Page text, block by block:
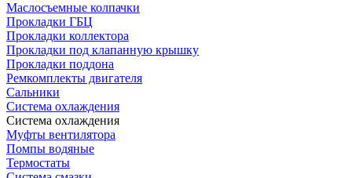
Маслосъемные колпачки
Прокладки ГБЦ
Прокладки коллектора
Прокладки под клапанную крышку
Прокладки поддона
Ремкомплекты двигателя
Сальники
Система охлаждения
Система охлаждения
Муфты вентилятора
Помпы водяные
Термостаты